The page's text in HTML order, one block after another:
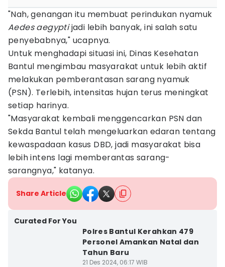
"Nah, genangan itu membuat perindukan nyamuk
Aedes aegyptijadi lebih banyak, ini salah satu
penyebabnya," ucapnya.
Untuk menghadapi situasi ini, Dinas Kesehatan
Bantul mengimbau masyarakat untuk lebih aktif
melakukan pemberantasan sarang nyamuk
(PSN). Terlebih, intensitas hujan terus meningkat
setiap harinya.
"Masyarakat kembali menggencarkan PSN dan
Sekda Bantul telah mengeluarkan edaran tentang
kewaspadaan kasus DBD, jadi masyarakat bisa
lebih intens lagi memberantas sarang-
sarangnya," katanya.
Share Article
Curated For You
Polres Bantul Kerahkan 479
Personel Amankan Natal dan
Tahun Baru
21 Des 2024, 06:17 WIB